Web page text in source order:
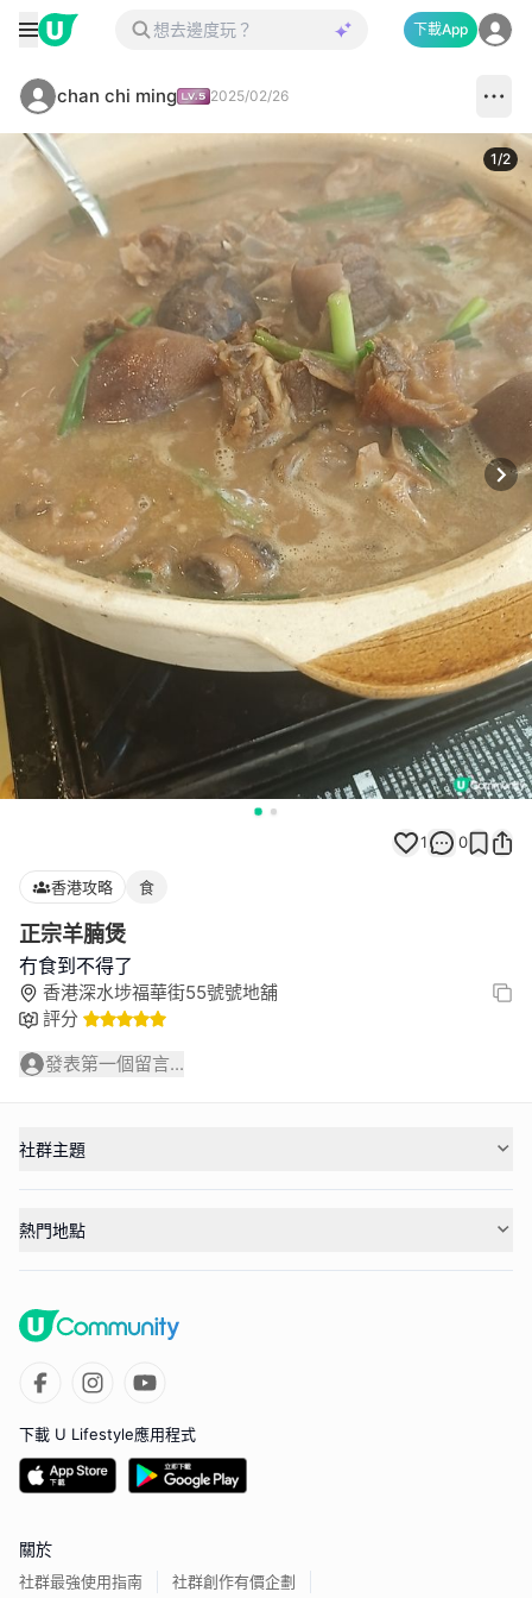
下載App
chan chi ming 2025/02/26
1/2
1 0
香港攻略 食
正宗羊腩煲
冇食到不得了
香港深水埗福華街55號號地舖
評分
發表第一個留言...
社群主題
熱門地點
下載 U Lifestyle應用程式
關於
社群最強使用指南 社群創作有價企劃